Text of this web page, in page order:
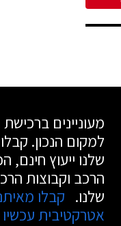
מעוניינים
למקום הנכון.
שלנו ייעוץ חינם,
הרכב וקבוצות
שלנו. קבלו
אטרקטיבית עכשיו